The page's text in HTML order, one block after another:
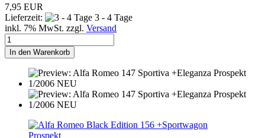
7,95 EUR
Lieferzeit:
3 - 4 Tage
inkl. 7% MwSt. zzgl. Versand
In den Warenkorb